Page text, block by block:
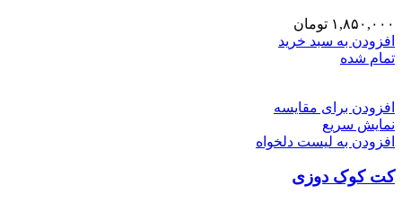
۱,۸۵۰,۰۰۰ تومان
افزودن به سبد خرید
تمام شده
افزودن برای مقایسه
نمایش سریع
افزودن به لیست دلخواه
کت کوک دوزی